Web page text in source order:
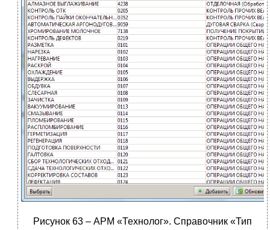
Рисунок 63 – АРМ «Технолог». Справочник «Тип